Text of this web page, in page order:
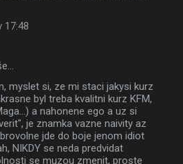
17:48
myslet si, ze mi staci jakysi kurz
byl treba kvalitni kurz KFM,
a nahonene ego a uz si
je znamka vazne naivity az
jde do boje jenom idiot
NIKDY se neda predvidat
se muzou zmenit, proste